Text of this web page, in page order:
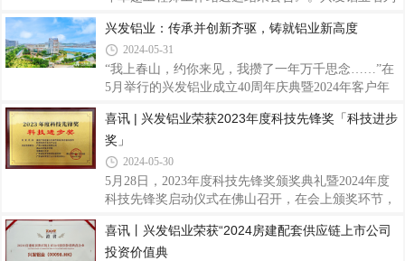
决，国际教育学院留学生足球队队员们挥汗绿茵，默
契配合，用实际行动诠释了团结协作、拼搏
师工作站”称号，作为国家级创新平台，企业可通过
佛山国创院与境内外高水平大学开展硕士、博士联合
培养和高水平协同创新，为公司探索高层次人才，做
好人才引育工作，进一步推进产学研用，加快实现新
格局，赋能企业行业高质量发展提供重要支撑作用。
兴发铝业作为集铝型材研发、生产、销售、服务于一
体的上市企业，40年来重视人才引育平台搭建
兴发铝业：传承并创新齐驱，铸就铝业新高度
2024-05-31
“我上春山，约你来见，我攒了一年万千思念……”在
5月举行的兴发铝业成立40周年庆典暨2024年客户年
导班子带来的合唱《上春山》，以全新的艺术形式展
现了兴发铝业的创新精神。事实上，作为中国专业制
造铝型材标杆企业，兴发铝业骨子里便带有勇于改革
创新、敢做时代“弄潮儿”的基因。01接力传承，四十
年砥砺磨一剑兴发铝业的创新精神，从领导班子在
式，不仅歌曲选择创新有活力有突破，更体现了企业
对传统文化的创新性传承。这种创新精神，
喜讯 | 兴发铝业荣获2023年度科技先锋奖「科技进步
奖」
2024-05-30
5月28日，2023年度科技先锋奖颁奖典礼暨2024年度
科技先锋奖启动仪式在佛山召开，在会上颁奖环节，
的高性能铝/镁合金及部件制造技术开发与产业化》项
目荣获科技进步奖。这是对各研究团队和兴发铝业多
喜讯丨兴发铝业荣获“2024房建配套供应链上市公司
投资价值典